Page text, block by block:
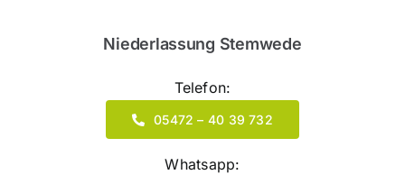
Niederlassung Stemwede
Telefon:
05472 – 40 39 732
Whatsapp: